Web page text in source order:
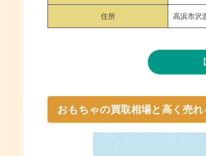
住所 高浜市沢
おもちゃの買取相場と高く売